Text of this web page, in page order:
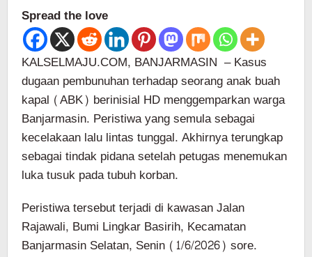
Spread the love
KALSELMAJU.COM, BANJARMASIN – Kasus
dugaan pembunuhan terhadap seorang anak buah
kapal (ABK) berinisial HD menggemparkan warga
Banjarmasin. Peristiwa yang semula sebagai
kecelakaan lalu lintas tunggal. Akhirnya terungkap
sebagai tindak pidana setelah petugas menemukan
luka tusuk pada tubuh korban.
Peristiwa tersebut terjadi di kawasan Jalan
Rajawali, Bumi Lingkar Basirih, Kecamatan
Banjarmasin Selatan, Senin (1/6/2026) sore.